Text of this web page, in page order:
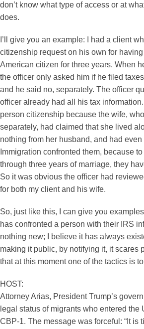
don’t know what type of access or at
does.
I’ll give you an example: I had a client
citizenship request on his own for
American citizen for three years. When
the officer only asked him if he filed
and he said no, separately. The officer
officer already had all his tax
person citizenship because the wife,
separately, had claimed that she lived
nothing from her husband, and had
Immigration confronted them, because
through three years of marriage, they
So it was obvious the officer had
for both my client and his wife.
So, just like this, I can give you
has confronted a person with their IRS
nothing new; I believe it has always
making it public, by notifying it, it scares
that at this moment one of the tactics is
HOST:
Attorney Arias, President Trump’s
legal status of migrants who entered the
CBP-1. The message was forceful: “It is